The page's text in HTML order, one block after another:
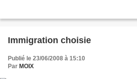
Immigration choisie
Publié le 23/06/2008 à 15:10
Par MOIX